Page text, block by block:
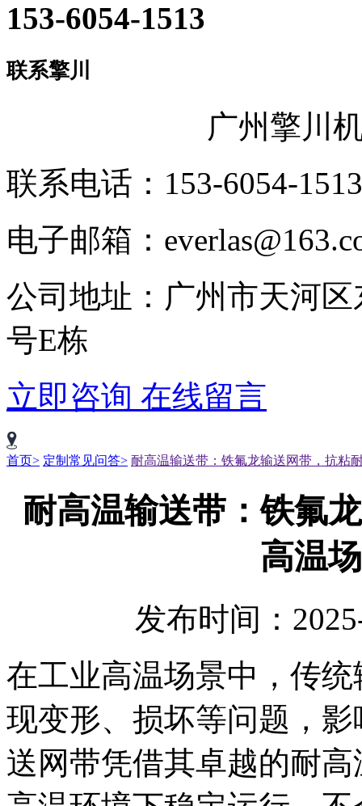
153-6054-1513
联系擎川
广州擎川
联系电话：153-6054-1513
电子邮箱：
公司地址：广州市天河
号E栋
立即咨询 在线留言
首页> 定制常见问答> 耐高温输送带：铁氟龙输送网带，抗粘
耐高温输送带：铁氟
高温
发布时间：
在工业高温场景中，传
现变形、损坏等问题，
送网带凭借其卓越的耐